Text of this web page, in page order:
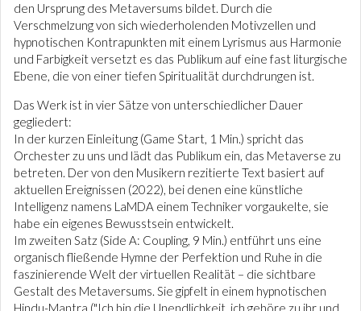
den Ursprung des Metaversums bildet. Durch die
Verschmelzung von sich wiederholenden Motivzellen und
hypnotischen Kontrapunkten mit einem Lyrismus aus Harmonie
und Farbigkeit versetzt es das Publikum auf eine fast liturgische
Ebene, die von einer tiefen Spiritualität durchdrungen ist.
Das Werk ist in vier Sätze von unterschiedlicher Dauer
gegliedert:
In der kurzen Einleitung (Game Start, 1 Min.) spricht das
Orchester zu uns und lädt das Publikum ein, das Metaverse zu
betreten. Der von den Musikern rezitierte Text basiert auf
aktuellen Ereignissen (2022), bei denen eine künstliche
Intelligenz namens LaMDA einem Techniker vorgaukelte, sie
habe ein eigenes Bewusstsein entwickelt.
Im zweiten Satz (Side A: Coupling, 9 Min.) entführt uns eine
organisch fließende Hymne der Perfektion und Ruhe in die
faszinierende Welt der virtuellen Realität – die sichtbare
Gestalt des Metaversums. Sie gipfelt in einem hypnotischen
Hindu-Mantra ("Ich bin die Unendlichkeit, ich gehöre zu ihr und